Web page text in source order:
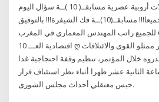
طفلا مخطط , واجهات, فيلات أروبية عصرية مسابقــ( 10 )ــة سؤال اليوم
الاقتصادي // موفقين جميعا!!! مسابقــ(10)ــة فك الشيفرة!!! بالتوفيق
للجميع راتب المهندس المعماري في المغرب ღ [ مسابقة حروف متناثرة
اقتصادية العـــ 10 ღ أهلا وسهلا بالجميع وقرر ممثلو القوى والائتلافات
في بيان أصدروه خلال المؤتمر، تنظيم وقفة احتجاجية غدا
عشر ظهرا أثناء نظر استئناف قرار
حبس معتقلي أحداث مجلس الشورى.